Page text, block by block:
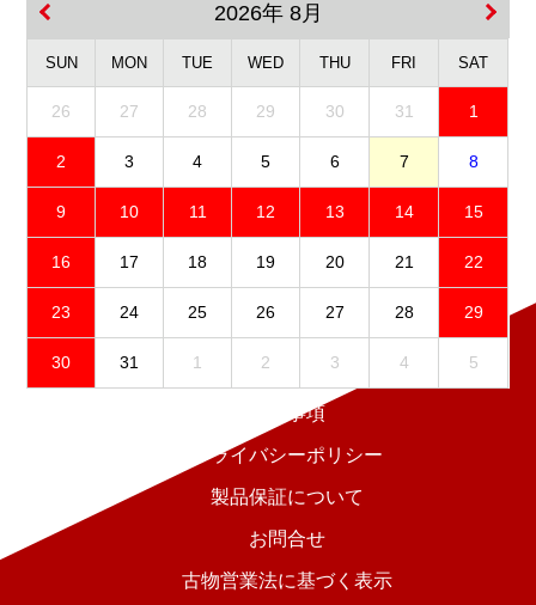
2026年 8月
SUN MON TUE WED THU FRI SAT
26 27 28 29 30 31 1
2 3 4 5 6 7 8
9 10 11 12 13 14 15
16 17 18 19 20 21 22
23 24 25 26 27 28 29
30 31 1 2 3 4 5
免責事項
プライバシーポリシー
製品保証について
お問合せ
古物営業法に基づく表示